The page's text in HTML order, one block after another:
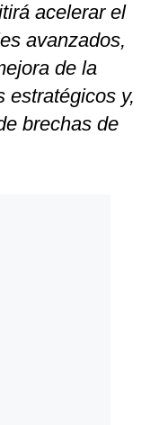
acelerar el
avanzados,
de la
estratégicos y,
brechas de